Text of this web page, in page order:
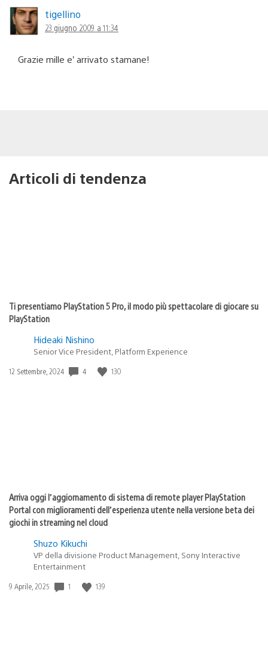
tigellino
23 giugno 2009 a 11:34
Grazie mille e’ arrivato stamane!
Articoli di tendenza
Ti presentiamo PlayStation 5 Pro, il modo più spettacolare di giocare su
PlayStation
Hideaki Nishino
Senior Vice President, Platform Experience
Data
12 Settembre, 2024 4 130
Arriva oggi l’aggiornamento di sistema di remote player PlayStation
Portal con miglioramenti dell’esperienza utente nella versione beta dei
giochi in streaming nel cloud
Shuzo Kikuchi
VP della divisione Product Management, Sony Interactive
Entertainment
Data
9 Aprile, 2025 1 139